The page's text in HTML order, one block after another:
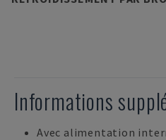
Informations
Avec alimentation